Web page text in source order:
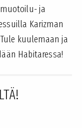
ja
Karizman
kuulemaan ja
Habitaressa!